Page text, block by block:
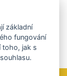
síly a zabereme,
základní
fungování
toho, jak s